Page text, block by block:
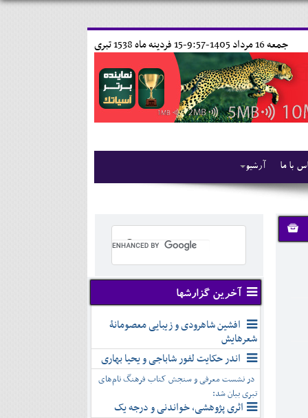
15 فردينه ماه 1538 تبری جمعه 16 مرداد 1405-9:57-
آرشیو با ما
آخرین گزارشها
افشین شاهرودی و زیبایی معصومانۀ
شعرهایش
اندر حکایت لفور شاباجی و یحیا بهاری
در نشست معرفی و سنجش کتاب فرهنگ نام‌های
تبری بیان شد:
اثری پژوهشی، خواندنی و درجه یک